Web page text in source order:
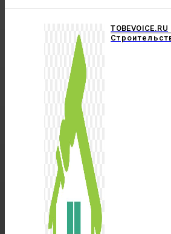
TOBEVOICE.RU